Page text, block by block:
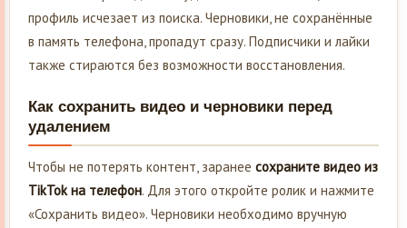
профиль исчезает из поиска. Черновики, не сохранённые
в память телефона, пропадут сразу. Подписчики и лайки
также стираются без возможности восстановления.
Как сохранить видео и черновики перед
удалением
Чтобы не потерять контент, заранее сохраните видео из
TikTok на телефон. Для этого откройте ролик и нажмите
«Сохранить видео». Черновики необходимо вручную